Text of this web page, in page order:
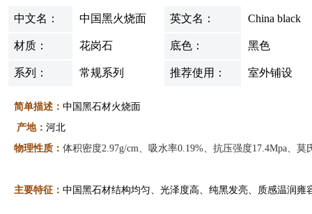
中文名： 中国黑火烧面 英文名： China black
材质： 花岗石 底色： 黑色
系列： 常规系列 推荐使用： 室外铺设
简单描述： 中国黑石材火烧面
产地： 河北
物理性质： 体积密度2.97g/cm、吸水率0.19%、抗压强度17.4Mpa、莫
主要特征： 中国黑石材结构均匀、 光泽度高、纯黑发亮、质感温润雍